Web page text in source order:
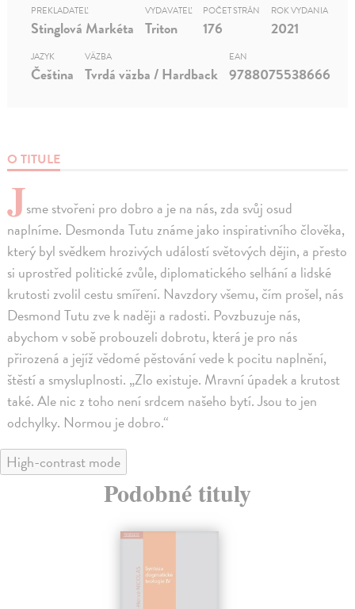
O TITULE
Jsme stvořeni pro dobro a je na nás, zda svůj osud
naplníme. Desmonda Tutu známe jako inspirativního člověka,
který byl svědkem hrozivých událostí světových dějin, a přesto
si uprostřed politické zvůle, diplomatického selhání a lidské
krutosti zvolil cestu smíření. Navzdory všemu, čím prošel, nás
Desmond Tutu zve k naději a radosti. Povzbuzuje nás,
abychom v sobě probouzeli dobrotu, která je pro nás
přirozená a jejíž vědomé pěstování vede k pocitu naplnění,
štěstí a smysluplnosti. „Zlo existuje. Mravní úpadek a krutost
také. Ale nic z toho není srdcem našeho bytí. Jsou to jen
odchylky. Normou je dobro.“
PREKLADATEĽ
Stinglová Markéta
VYDAVATEĽ
Triton
POČET STRÁN
176
ROK VYDANIA
2021
JAZYK
Čeština
VÄZBA
Tvrdá väzba / Hardback
EAN
9788075538666
High-contrast mode
Podobné tituly